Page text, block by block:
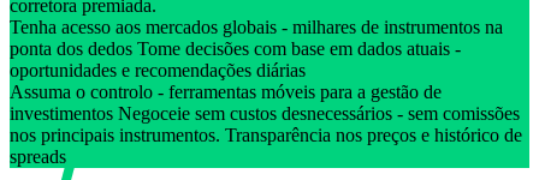
corretora premiada.
Tenha acesso aos mercados globais - milhares de instrumentos na
ponta dos dedos Tome decisões com base em dados atuais -
oportunidades e recomendações diárias
Assuma o controlo - ferramentas móveis para a gestão de
investimentos Negoceie sem custos desnecessários - sem comissões
nos principais instrumentos. Transparência nos preços e histórico de
spreads